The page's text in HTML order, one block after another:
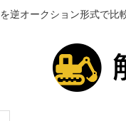
逆オークション形式で比